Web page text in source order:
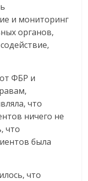
и мониторинг
органов,
ФБР и
что
ничего не
что
была
что